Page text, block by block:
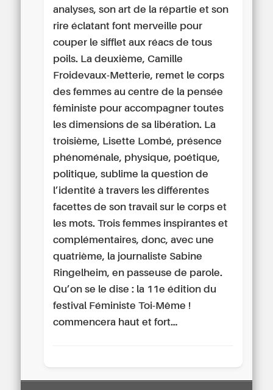
analyses, son art de la répartie et son
rire éclatant font merveille pour
couper le sifflet aux réacs de tous
poils. La deuxième, Camille
Froidevaux-Metterie, remet le corps
des femmes au centre de la pensée
féministe pour accompagner toutes
les dimensions de sa libération. La
troisième, Lisette Lombé, présence
phénoménale, physique, poétique,
politique, sublime la question de
l’identité à travers les différentes
facettes de son travail sur le corps et
les mots. Trois femmes inspirantes et
complémentaires, donc, avec une
quatrième, la journaliste Sabine
Ringelheim, en passeuse de parole.
Qu’on se le dise : la 11e édition du
festival Féministe Toi-Même !
commencera haut et fort…